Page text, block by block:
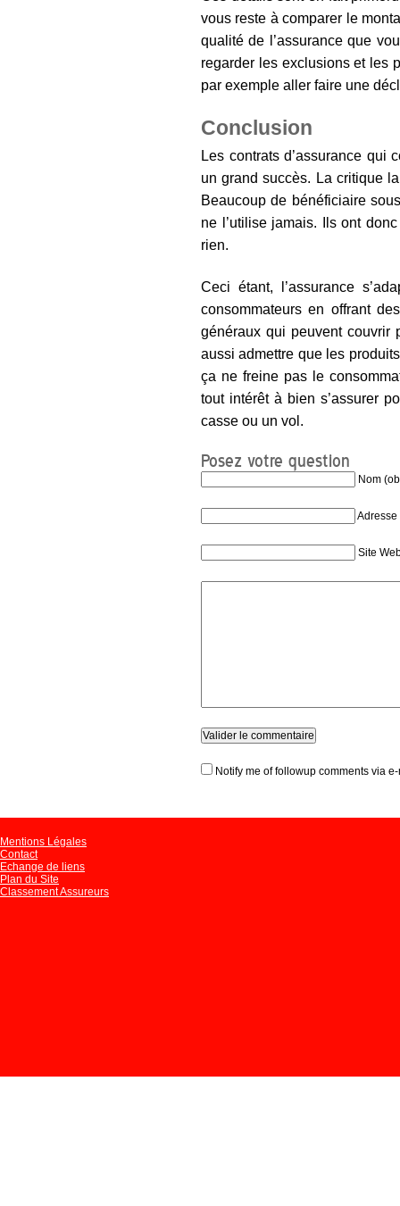
vous reste à comparer le
qualité de l’assurance que
regarder les exclusions et les
par exemple aller faire une
Conclusion
Les contrats d’assurance qui
un grand succès. La critique
Beaucoup de bénéficiaire
ne l’utilise jamais. Ils ont
rien.
Ceci étant, l’assurance
consommateurs en offrant
généraux qui peuvent couvrir
aussi admettre que les
ça ne freine pas le
tout intérêt à bien s’assurer
casse ou un vol.
Posez votre question
Nom
Site
Notify me of followup comments via
Mentions Légales
Contact
Echange de liens
Plan du Site
Classement Assureurs